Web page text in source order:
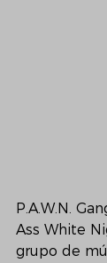
P.A.W.N.
Ass White
grupo de